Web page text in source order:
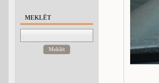
MEKLĒT
Meklēt